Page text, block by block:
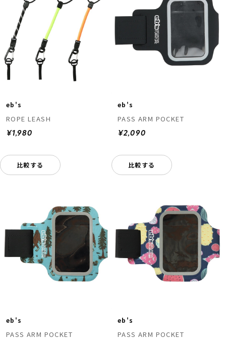
eb's
ROPE LEASH
¥1,980
比較する
eb's
PASS ARM POCKET
¥2,090
比較する
eb's
PASS ARM POCKET
eb's
PASS ARM POCKET